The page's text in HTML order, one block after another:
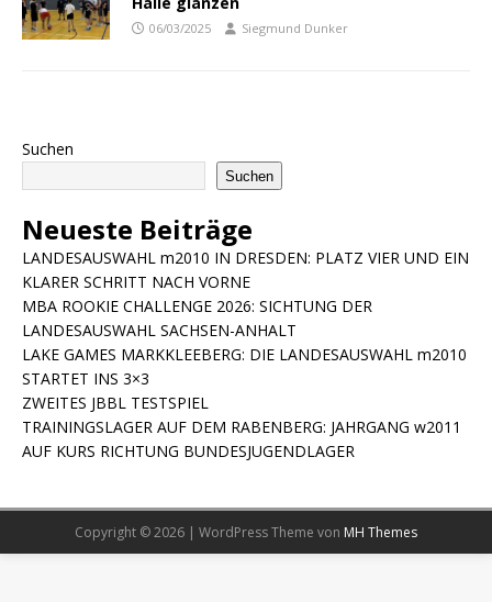
06/03/2025 Siegmund Dunker
Suchen
Suchen
Neueste Beiträge
LANDESAUSWAHL m2010 IN DRESDEN: PLATZ VIER UND EIN
KLARER SCHRITT NACH VORNE
MBA ROOKIE CHALLENGE 2026: SICHTUNG DER
LANDESAUSWAHL SACHSEN-ANHALT
LAKE GAMES MARKKLEEBERG: DIE LANDESAUSWAHL m2010
STARTET INS 3×3
ZWEITES JBBL TESTSPIEL
TRAININGSLAGER AUF DEM RABENBERG: JAHRGANG w2011
AUF KURS RICHTUNG BUNDESJUGENDLAGER
Copyright © 2026 | WordPress Theme von MH Themes